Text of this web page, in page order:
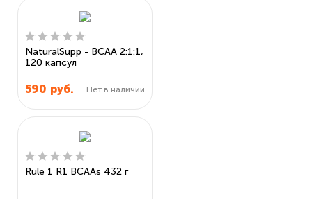
NaturalSupp - BCAA 2:1:1,
120 капсул
590 руб. Нет в наличии
Rule 1 R1 BCAAs 432 г